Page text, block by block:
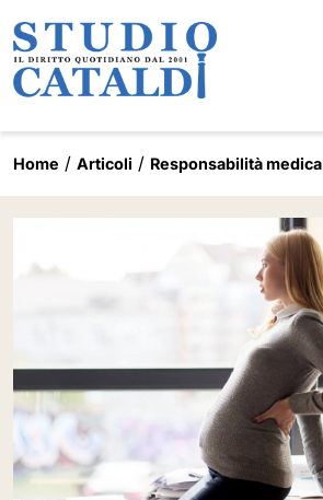
Home Articoli Responsabilità medica